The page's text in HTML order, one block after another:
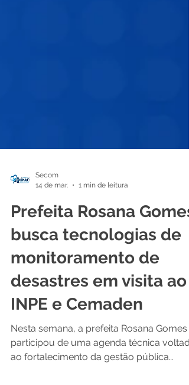
14 de mar.
1 min de leitura
Prefeita Rosana Gomes
busca tecnologias de
monitoramento de
desastres em visita ao
INPE e Cemaden
Nesta semana, a prefeita Rosana Gomes
participou de uma agenda técnica